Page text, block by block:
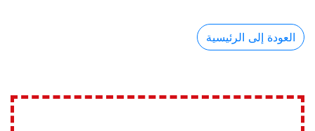
العودة إلى الرئيسية